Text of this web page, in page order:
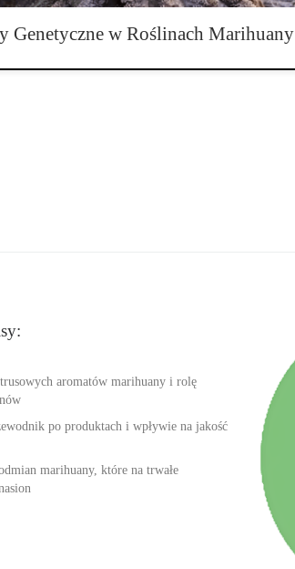
Genetyczne w Roślinach Marihuany
aromatów marihuany i rolę
po produktach i wpływie na jakość
marihuany, które na trwałe